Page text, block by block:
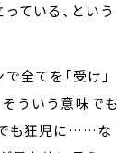
ている、という
全てを「受け」
ういう意味でも
でも狂児に……な